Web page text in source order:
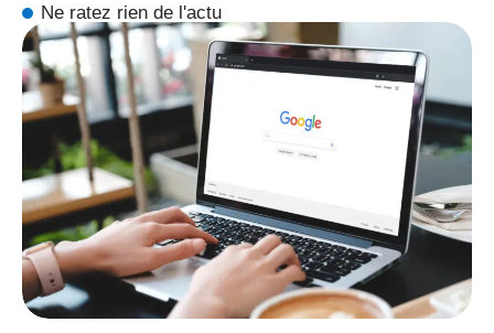
Ne ratez rien de l'actu